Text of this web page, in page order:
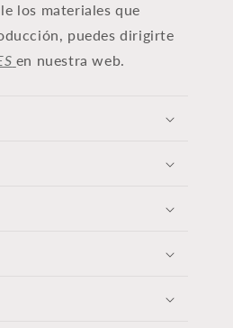
los materiales que
puedes dirigirte
en nuestra web.